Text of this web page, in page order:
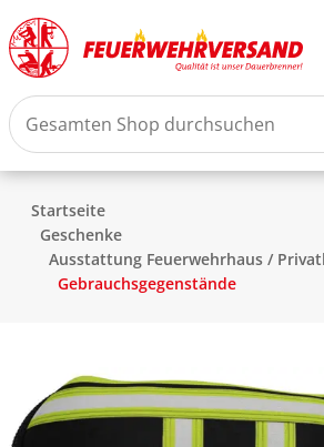
Startseite
Geschenke
Ausstattung Feuerwehrhaus /
Gebrauchsgegenstände